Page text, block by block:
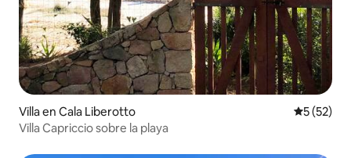
Villa en Cala Liberotto
5 (52)
Villa Capriccio sobre la playa